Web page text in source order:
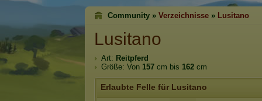
Community » Verzeichnisse » Lusitano
Lusitano
Art: Reitpferd
Größe: Von 157 cm bis 162 cm
Erlaubte Felle für Lusitano